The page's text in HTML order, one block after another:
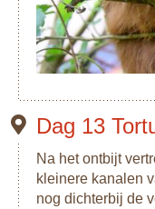
Dag 13
Na het ontbijt
kleinere kanalen
nog dichterbij de